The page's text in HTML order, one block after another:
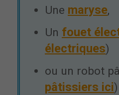
Une maryse,
Un fouet
électriques)
ou un robot
pâtissiers ici)